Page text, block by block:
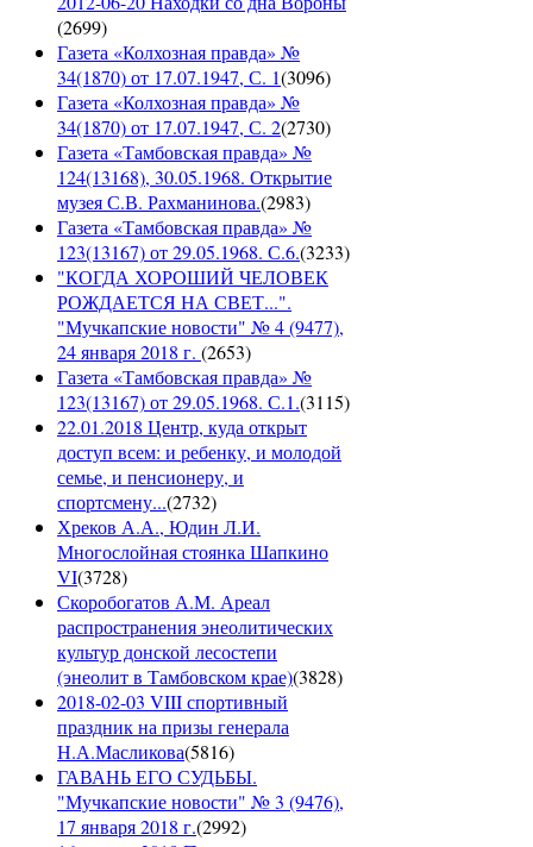
(2699)
Газета «Колхозная правда» №
34(1870) от 17.07.1947, С. 1(3096)
Газета «Колхозная правда» №
34(1870) от 17.07.1947, С. 2(2730)
Газета «Тамбовская правда» №
124(13168), 30.05.1968. Открытие
музея С.В. Рахманинова.(2983)
Газета «Тамбовская правда» №
123(13167) от 29.05.1968. С.6.(3233)
"КОГДА ХОРОШИЙ ЧЕЛОВЕК
РОЖДАЕТСЯ НА СВЕТ...".
"Мучкапские новости" № 4 (9477),
24 января 2018 г. (2653)
Газета «Тамбовская правда» №
123(13167) от 29.05.1968. С.1.(3115)
22.01.2018 Центр, куда открыт
доступ всем: и ребенку, и молодой
семье, и пенсионеру, и
спортсмену...(2732)
Хреков А.А., Юдин Л.И.
Многослойная стоянка Шапкино
VI(3728)
Скоробогатов А.М. Ареал
распространения энеолитических
культур донской лесостепи
(энеолит в Тамбовском крае)(3828)
2018-02-03 VIII спортивный
праздник на призы генерала
Н.А.Масликова(5816)
ГАВАНЬ ЕГО СУДЬБЫ.
"Мучкапские новости" № 3 (9476),
17 января 2018 г.(2992)